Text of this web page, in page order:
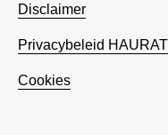
Disclaimer
Privacybeleid
Cookies